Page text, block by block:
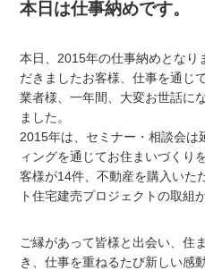
本日は仕事納めです。
本日、2015年の仕事納めとなり
だきましたお客様、仕事を通じ
業者様、一年間、大変お世話に
ました。
2015年は、セミナー・相談会は
ィングを通じてお住まいづくり
客様が14件、不動産を購入いた
ト住宅建売プロジェクトの取組
ご縁があって皆様と出会い、住
き、仕事を重ねるたび新しい感